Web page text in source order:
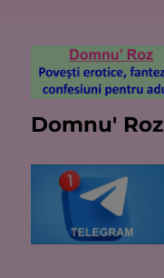
Domnu' Roz